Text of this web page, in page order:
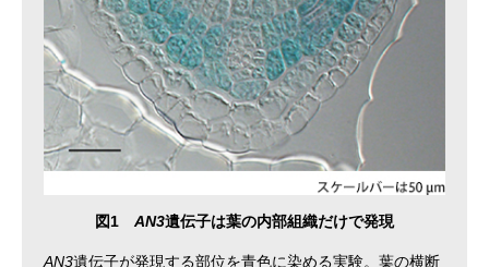
図1 AN3遺伝子は葉の内部組織だけで発現
AN3遺伝子が発現する部位を青色に染める実験。葉の横断